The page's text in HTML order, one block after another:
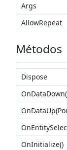
Args
AllowRepeat
Métodos
Dispose
OnInitialize()